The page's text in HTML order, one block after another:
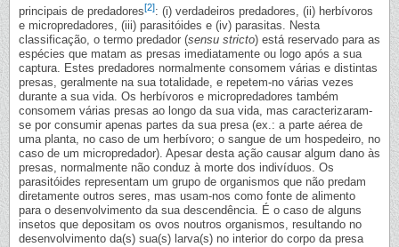
principais de predadores[2]: (i) verdadeiros predadores, (ii) herbívoros
e micropredadores, (iii) parasitóides e (iv) parasitas. Nesta
classificação, o termo predador (sensu stricto) está reservado para as
espécies que matam as presas imediatamente ou logo após a sua
captura. Estes predadores normalmente consomem várias e distintas
presas, geralmente na sua totalidade, e repetem-no várias vezes
durante a sua vida. Os herbívoros e micropredadores também
consomem várias presas ao longo da sua vida, mas caracterizaram-
se por consumir apenas partes da sua presa (ex.: a parte aérea de
uma planta, no caso de um herbívoro; o sangue de um hospedeiro, no
caso de um micropredador). Apesar desta ação causar algum dano às
presas, normalmente não conduz à morte dos indivíduos. Os
parasitóides representam um grupo de organismos que não predam
diretamente outros seres, mas usam-nos como fonte de alimento
para o desenvolvimento da sua descendência. É o caso de alguns
insetos que depositam os ovos noutros organismos, resultando no
desenvolvimento da(s) sua(s) larva(s) no interior do corpo da presa